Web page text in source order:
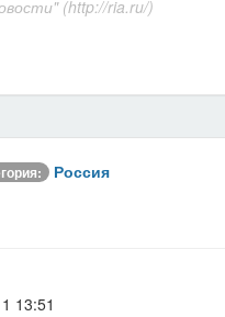
(http://ria.ru/)
Россия
13:51